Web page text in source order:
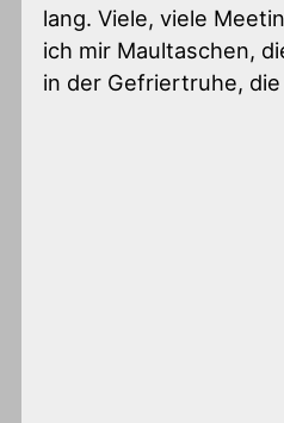
lang. Viele, viele
ich mir Maultaschen,
in der Gefriertruhe,